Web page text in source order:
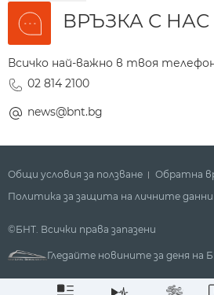
ВРЪЗКА С НАС
Всичко най-важно в твоя
02 814 2100
news@bnt.bg
Общи условия за ползване Обратна
Политика за защита на личните данни
©БНТ. Всички права запазени
Гледайте новините за деня